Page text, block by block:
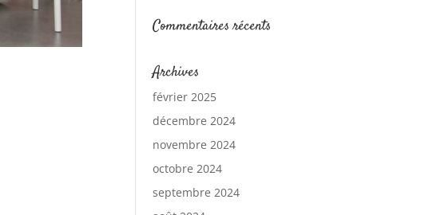
Commentaires récents
Archives
février 2025
décembre 2024
novembre 2024
octobre 2024
septembre 2024